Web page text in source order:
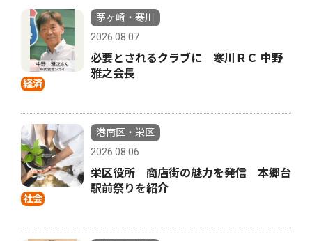
経済
茅ヶ崎・寒川
2026.08.07
必要とされるクラブに 寒川ＲＣ 中野
雅之会長
社会
港南区・栄区
2026.08.06
栄区役所 商店街の魅力を発信 本郷台
駅前祭りを紹介